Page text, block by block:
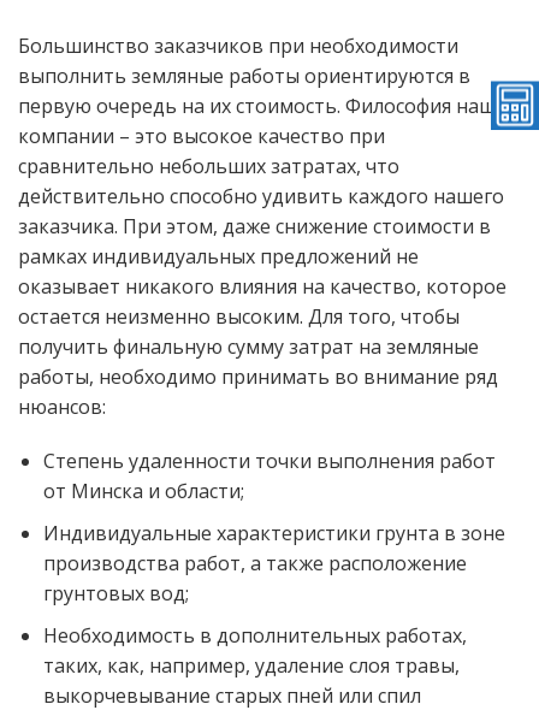
Большинство заказчиков при необходимости
выполнить земляные работы ориентируются в
первую очередь на их стоимость. Философия нашей
компании – это высокое качество при
сравнительно небольших затратах, что
действительно способно удивить каждого нашего
заказчика. При этом, даже снижение стоимости в
рамках индивидуальных предложений не
оказывает никакого влияния на качество, которое
остается неизменно высоким. Для того, чтобы
получить финальную сумму затрат на земляные
работы, необходимо принимать во внимание ряд
нюансов:
Степень удаленности точки выполнения работ
от Минска и области;
Индивидуальные характеристики грунта в зоне
производства работ, а также расположение
грунтовых вод;
Необходимость в дополнительных работах,
таких, как, например, удаление слоя травы,
выкорчевывание старых пней или спил